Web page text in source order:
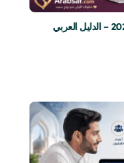
أفضل مواقع تعارف بنات عربيات للزواج 2026 – الدليل العربي